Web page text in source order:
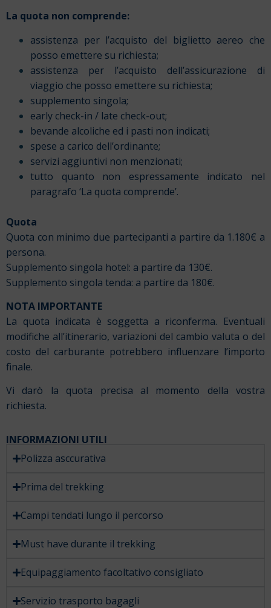
La quota non comprende:
assistenza per l’acquisto del biglietto aereo che
posso emettere su richiesta;
assistenza per l’acquisto dell’assicurazione di
viaggio che posso emettere su richiesta;
supplemento singola;
early check-in / late check-out;
bevande alcoliche ed i pasti non indicati;
spese a carico dell’ordinante;
servizi aggiuntivi non menzionati;
tutto quanto non espressamente indicato nel
paragrafo ‘La quota comprende’.
Quota
Quota con minimo due partecipanti a partire da 1.180€ a
persona.
Supplemento singola hotel: a partire da 130€.
Supplemento singola tenda: a partire da 180€.
NOTA IMPORTANTE
La quota indicata è soggetta a riconferma. Eventuali
modifiche all’itinerario, variazioni del cambio valuta o del
costo del carburante potrebbero influenzare l’importo
finale.
Vi darò la quota precisa al momento della vostra
richiesta.
INFORMAZIONI UTILI
Polizza asccurativa
Prima del trekking
Campi tendati lungo il percorso
Must have durante il trekking
Equipaggiamento facoltativo consigliato
Servizio trasporto bagagli